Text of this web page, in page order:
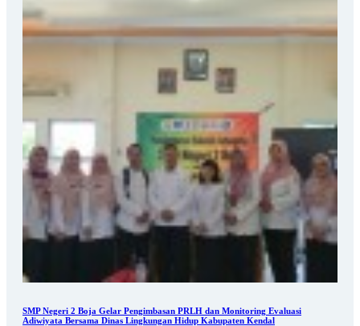
SMP Negeri 2 Boja Gelar Pengimbasan PRLH dan Monitoring Evaluasi
Adiwiyata Bersama Dinas Lingkungan Hidup Kabupaten Kendal